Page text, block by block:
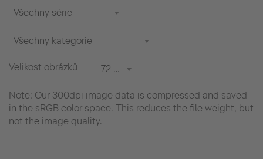
Všechny série
Všechny kategorie
Velikost obrázků 72 dpi
Note: Our 300dpi image data is compressed and saved
in the sRGB color space. This reduces the file weight, but
not the image quality.